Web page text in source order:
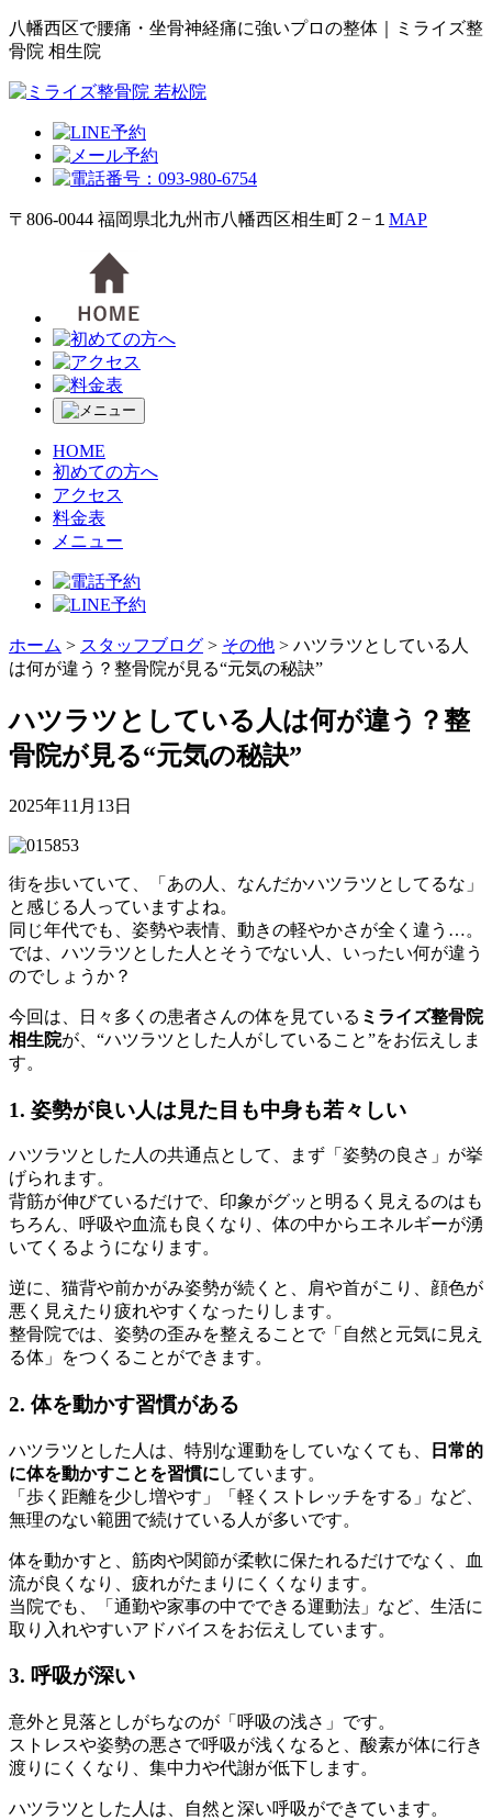
八幡西区で腰痛・坐骨神経痛に強いプロの整体｜ミライズ整
骨院 相生院
〒806-0044 福岡県北九州市八幡西区相生町２−１ MAP
HOME
初めての方へ
アクセス
料金表
メニュー
ホーム > スタッフブログ > その他 > ハツラツとしている人
は何が違う？整骨院が見る“元気の秘訣”
ハツラツとしている人は何が違う？整
骨院が見る“元気の秘訣”
2025年11月13日
街を歩いていて、「あの人、なんだかハツラツとしてるな」
と感じる人っていますよね。
同じ年代でも、姿勢や表情、動きの軽やかさが全く違う…。
では、ハツラツとした人とそうでない人、いったい何が違う
のでしょうか？
今回は、日々多くの患者さんの体を見ている ミライズ整骨院
相生院が、“ハツラツとした人がしていること”をお伝えしま
す。
1. 姿勢が良い人は見た目も中身も若々しい
ハツラツとした人の共通点として、まず「姿勢の良さ」が挙
げられます。
背筋が伸びているだけで、印象がグッと明るく見えるのはも
ちろん、呼吸や血流も良くなり、体の中からエネルギーが湧
いてくるようになります。
逆に、猫背や前かがみ姿勢が続くと、肩や首がこり、顔色が
悪く見えたり疲れやすくなったりします。
整骨院では、姿勢の歪みを整えることで「自然と元気に見え
る体」をつくることができます。
2. 体を動かす習慣がある
ハツラツとした人は、特別な運動をしていなくても、
日常的
に体を動かすことを習慣に しています。
「歩く距離を少し増やす」「軽くストレッチをする」など、
無理のない範囲で続けている人が多いです。
体を動かすと、筋肉や関節が柔軟に保たれるだけでなく、血
流が良くなり、疲れがたまりにくくなります。
当院でも、「通勤や家事の中でできる運動法」など、生活に
取り入れやすいアドバイスをお伝えしています。
3. 呼吸が深い
意外と見落としがちなのが「呼吸の浅さ」です。
ストレスや姿勢の悪さで呼吸が浅くなると、酸素が体に行き
渡りにくくなり、集中力や代謝が低下します。
ハツラツとした人は、自然と深い呼吸ができています。